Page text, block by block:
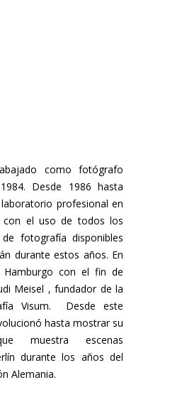
como fotógrafo
Desde 1986 hasta
profesional en
con el uso de todos los
fotografía disponibles
durante estos años. En
con el fin de
Meisel , fundador de la
Visum. Desde este
hasta mostrar su
muestra escenas
durante los años del
Alemania.